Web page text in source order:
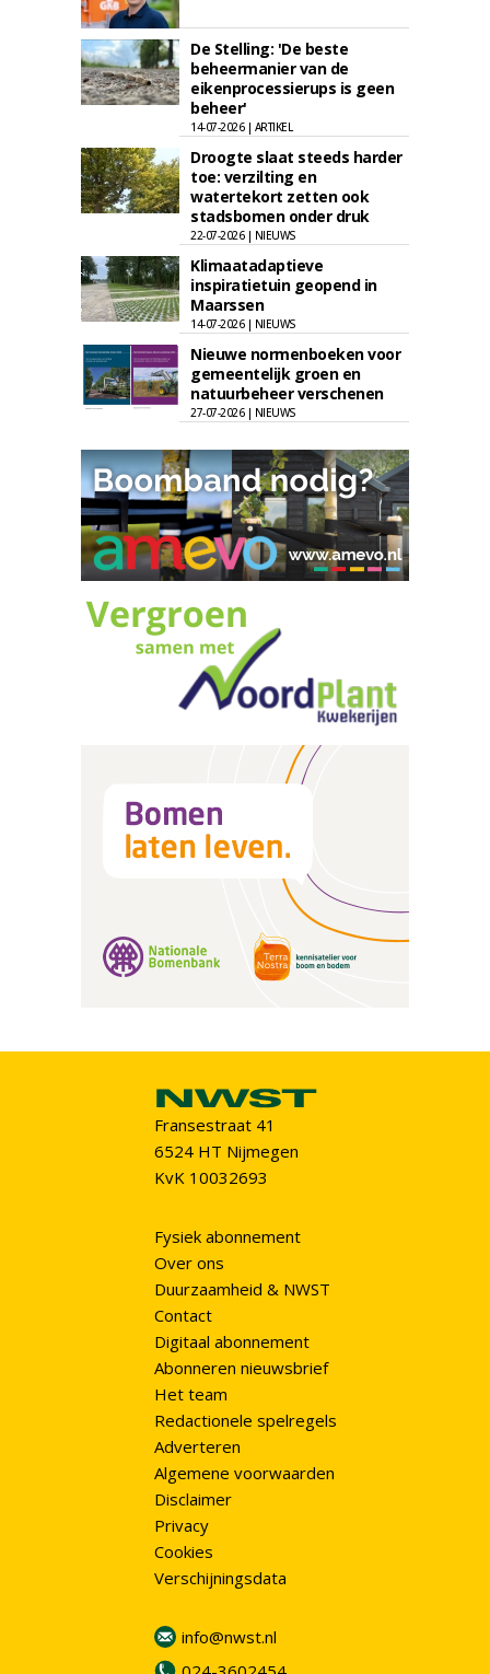
De Stelling: 'De beste
beheermanier van de
eikenprocessierups is geen
beheer'
14-07-2026 | ARTIKEL
Droogte slaat steeds harder
toe: verzilting en
watertekort zetten ook
stadsbomen onder druk
22-07-2026 | NIEUWS
Klimaatadaptieve
inspiratietuin geopend in
Maarssen
14-07-2026 | NIEUWS
Nieuwe normenboeken voor
gemeentelijk groen en
natuurbeheer verschenen
27-07-2026 | NIEUWS
Fransestraat 41
6524 HT Nijmegen
KvK 10032693
Fysiek abonnement
Over ons
Duurzaamheid & NWST
Contact
Digitaal abonnement
Abonneren nieuwsbrief
Het team
Redactionele spelregels
Adverteren
Algemene voorwaarden
Disclaimer
Privacy
Cookies
Verschijningsdata
info@nwst.nl